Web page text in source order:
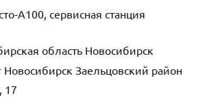
А100, сервисная станция
область Новосибирск
Новосибирск Заельцовский район
17